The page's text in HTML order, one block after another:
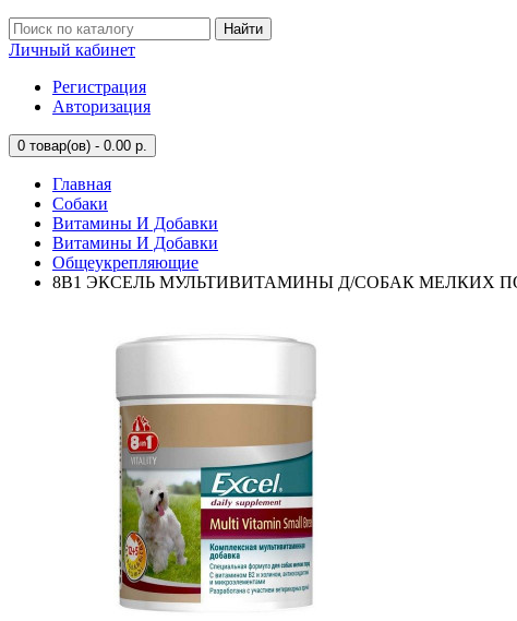
Найти
Личный кабинет
Регистрация
Авторизация
0 товар(ов) - 0.00 р.
Главная
Собаки
Витамины И Добавки
Витамины И Добавки
Общеукрепляющие
8В1 ЭКСЕЛЬ МУЛЬТИВИТАМИНЫ Д/СОБАК МЕЛКИХ